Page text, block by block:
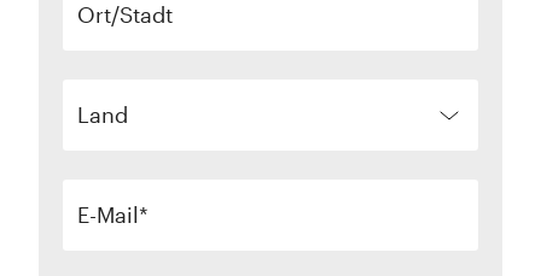
Ort/Stadt
Land
E-Mail